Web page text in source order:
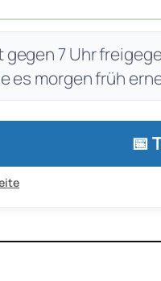
7 Uhr
es morgen früh
📅